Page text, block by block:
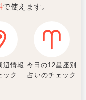
で使えます。
辺情報
ック
今日の12星座別
占いのチェック